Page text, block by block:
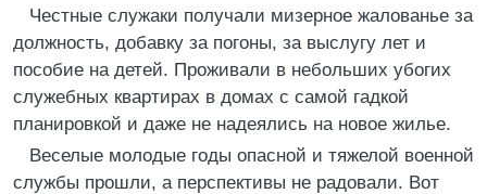
Честные служаки получали мизерное жалованье за
должность, добавку за погоны, за выслугу лет и
пособие на детей. Проживали в небольших убогих
служебных квартирах в домах с самой гадкой
планировкой и даже не надеялись на новое жилье.
Веселые молодые годы опасной и тяжелой военной
службы прошли, а перспективы не радовали. Вот